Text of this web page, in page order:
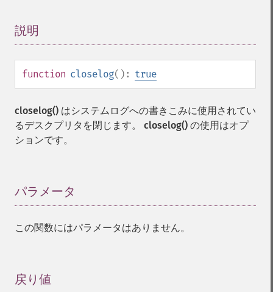
説明
function closelog(): true
closelog() はシステムログへの書きこみに使用されてい
るデスクプリタを閉じます。 closelog() の使用はオプ
ションです。
パラメータ
この関数にはパラメータはありません。
戻り値